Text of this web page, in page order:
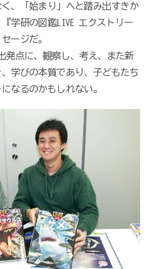
、「始まり」へと踏み出すきか
学研の図鑑LIVE エクストリー
ージだ。
発点に、観察し、考え、また新
学びの本質であり、子どもたち
なるのかもしれない。